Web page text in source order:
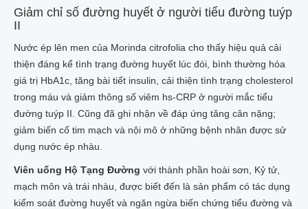
Giảm chỉ số đường huyết ở người tiểu đường tuýp
II
Nước ép lên men của Morinda citrofolia cho thấy hiệu quả cải
thiện đáng kể tình trạng đường huyết lúc đói, bình thường hóa
giá trị HbA1c, tăng bài tiết insulin, cải thiện tình trạng cholesterol
trong máu và giảm thông số viêm hs-CRP ở người mắc tiểu
đường tuýp II. Cũng đã ghi nhận về đáp ứng tăng cân nặng;
giảm biến cố tim mạch và nội mô ở những bệnh nhân được sử
dụng nước ép nhàu.
Viên uống Hộ Tạng Đường với thành phần hoài sơn, Kỷ tử,
mạch môn và trái nhàu, được biết đến là sản phẩm có tác dụng
kiểm soát đường huyết và ngăn ngừa biến chứng tiểu đường và